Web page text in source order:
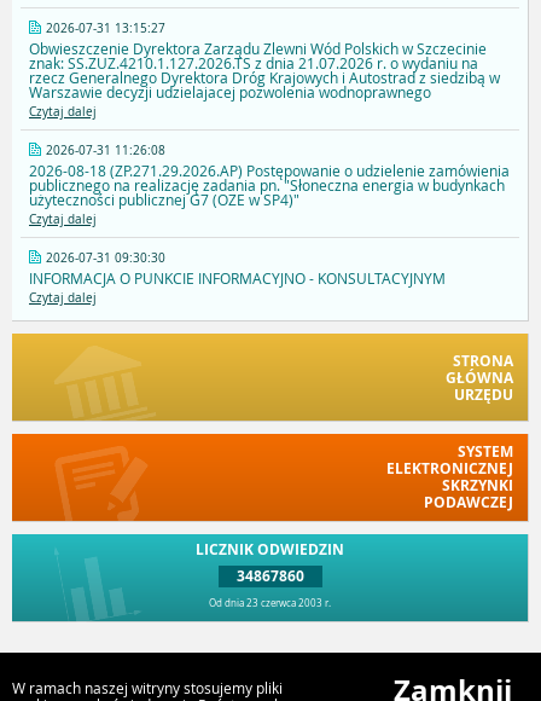
2026-07-31 13:15:27
Obwieszczenie Dyrektora Zarządu Zlewni Wód Polskich w Szczecinie
znak: SS.ZUZ.4210.1.127.2026.TS z dnia 21.07.2026 r. o wydaniu na
rzecz Generalnego Dyrektora Dróg Krajowych i Autostrad z siedzibą w
Warszawie decyzji udzielajacej pozwolenia wodnoprawnego
Czytaj dalej
2026-07-31 11:26:08
2026-08-18 (ZP.271.29.2026.AP) Postępowanie o udzielenie zamówienia
publicznego na realizację zadania pn. "Słoneczna energia w budynkach
użyteczności publicznej G7 (OZE w SP4)"
Czytaj dalej
2026-07-31 09:30:30
INFORMACJA O PUNKCIE INFORMACYJNO - KONSULTACYJNYM
Czytaj dalej
STRONA
GŁÓWNA
URZĘDU
SYSTEM
ELEKTRONICZNEJ
SKRZYNKI
PODAWCZEJ
LICZNIK ODWIEDZIN
34867860
Od dnia 23 czerwca 2003 r.
W ramach naszej witryny stosujemy pliki
Zamknij